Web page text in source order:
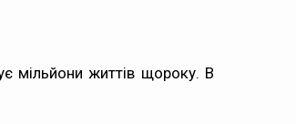
мільйони життів щороку. В